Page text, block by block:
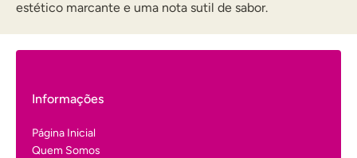
estético marcante e uma nota sutil de sabor.
Informações
Página Inicial
Quem Somos